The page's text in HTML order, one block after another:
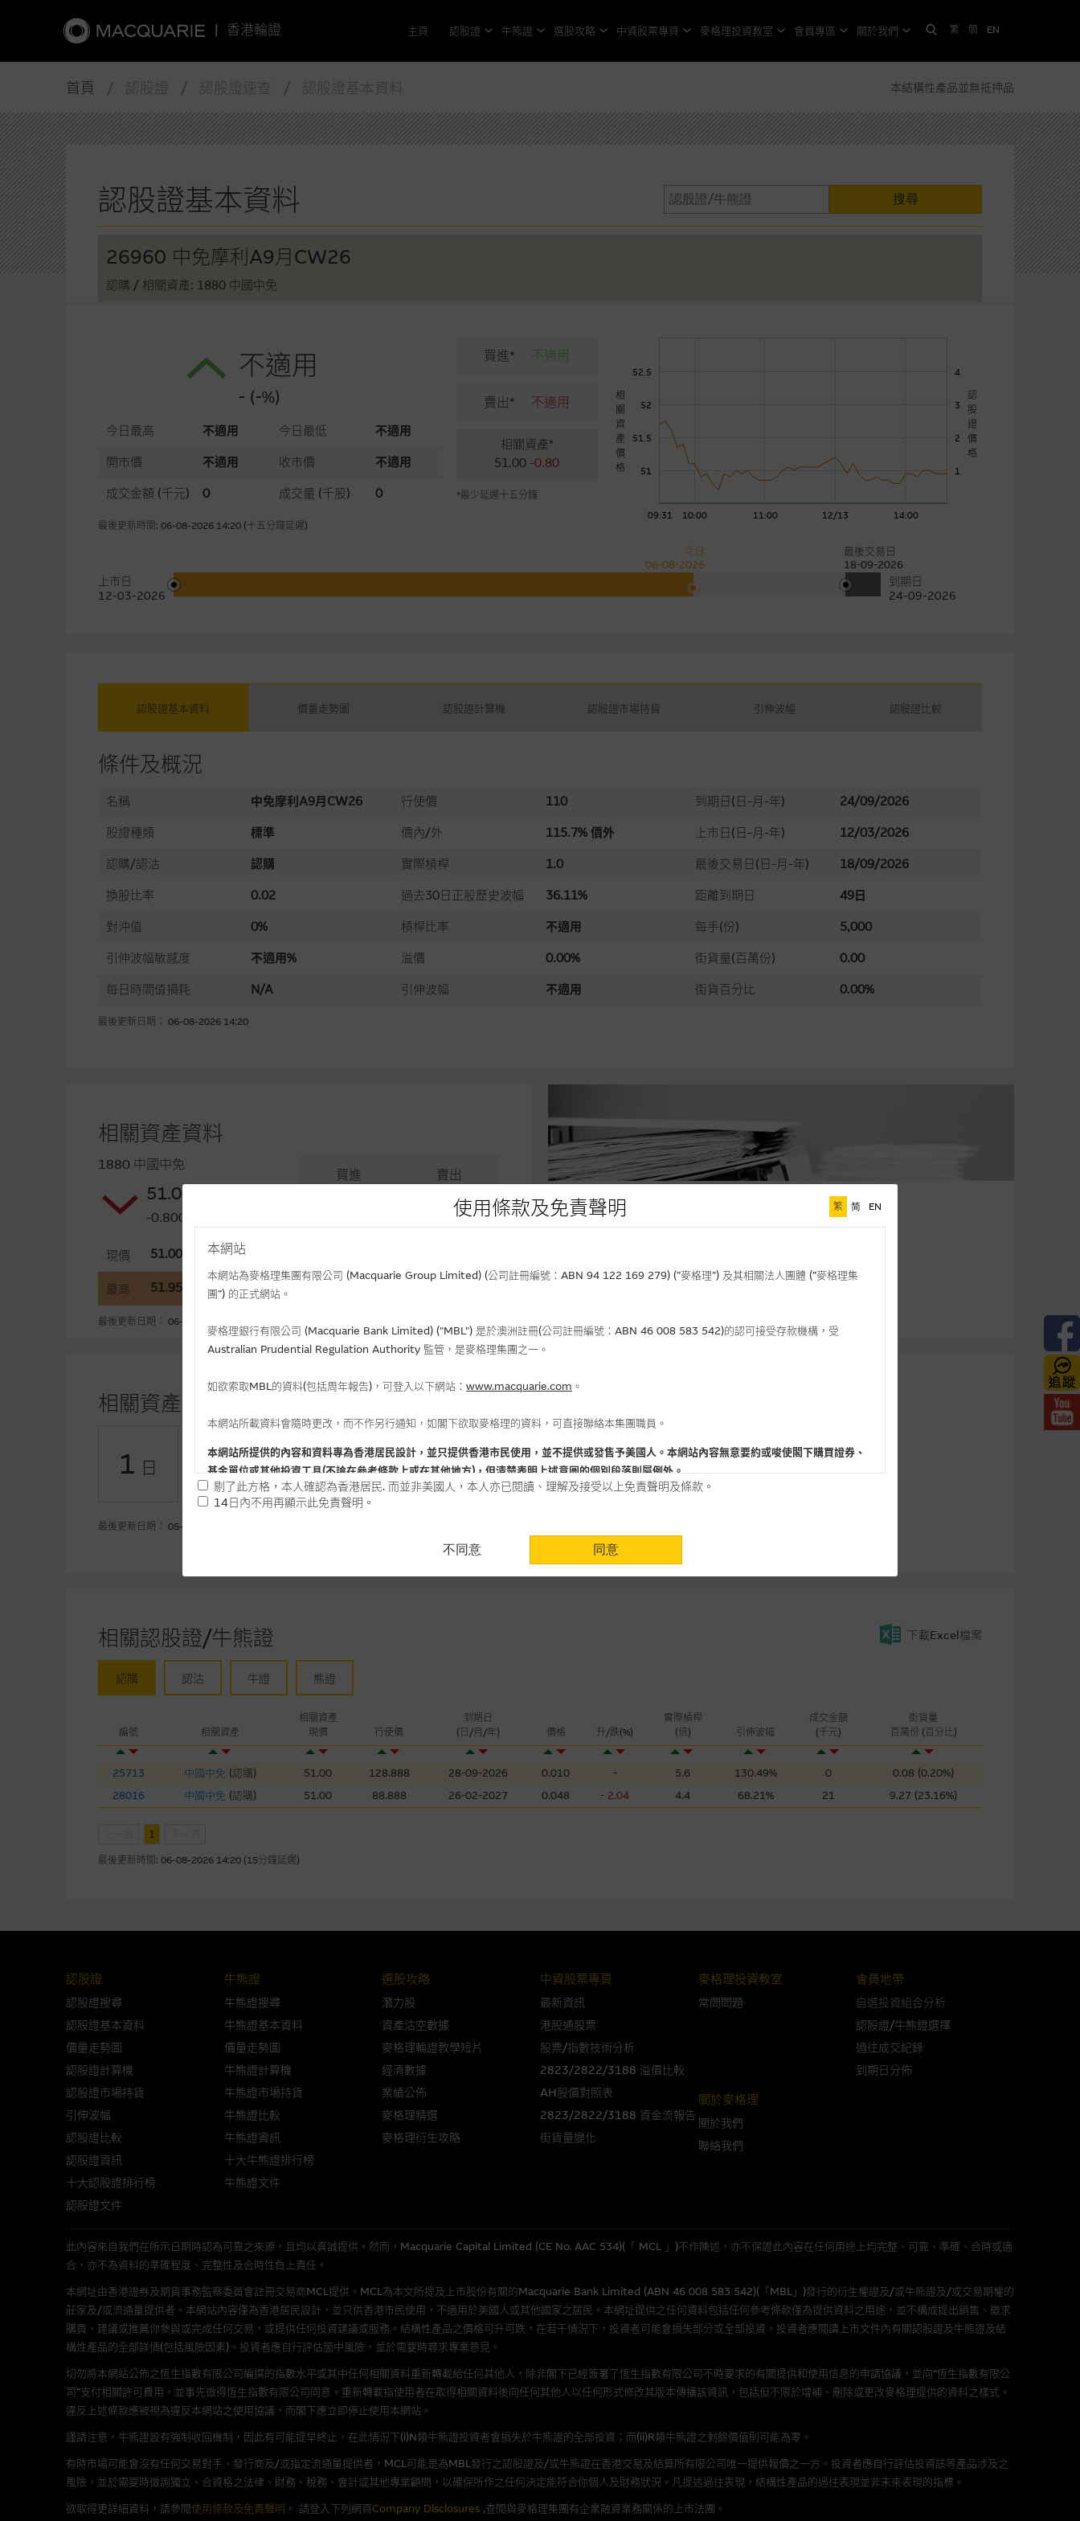
| 香港輪證 主頁 認股證 牛熊證 選股攻略 中資股票專頁 麥格理投資教室 會員專區 關於我們 繁 簡 EN
首頁 / 認股證 / 認股證速查 / 認股證基本資料 本結構性產品並無抵押品
認股證基本資料 搜尋
26960 中免摩利A9月CW26
認購 / 相關資產: 1880 中國中免
不適用
- (-%)
今日最高 不適用 今日最低
不適用
開市價
不適用 收市價
不適用
成交金額 (千元) 0 成交量 (千股) 0
最後更新時間: 06-08-2026 14:20 (十五分鐘延遲)
買進* 不適用
賣出* 不適用
相關資產*
51.00 -0.80
*最少延遲十五分鐘
09:31 10:00 11:00 12/13 14:00
1
2
3
4
51
51.5
52
52.5
認
股
證
價
格
相
關
資
產
價
格
上市日
12-03-2026
今日
06-08-2026
最後交易日
18-09-2026
到期日
24-09-2026
認股證基本資料 價量走勢圖 認股證計算機 認股證市場持貨 引伸波幅 認股證比較
條件及概況
名稱
中免摩利A9月CW26
股證種類
標準
認購/認沽
認購
換股比率
0.02
對沖值
0%
引伸波幅敏感度
不適用%
每日時間值損耗
N/A
行使價
110
價內/外
115.7% 價外
實際槓桿
1.0
過去30日正股歷史波幅
36.11%
槓桿比率
不適用
溢價
0.00%
引伸波幅
不適用
到期日(日-月-年)
24/09/2026
上市日(日-月-年)
12/03/2026
最後交易日(日-月-年)
18/09/2026
距離到期日
49日
每手(份)
5,000
街貨量(百萬份)
0.00
街貨百分比
0.00%
最後更新日期： 06-08-2026 14:20
相關資產資料
1880 中國中免
51.00
-0.800(-1.54%)
買進
賣出
現價 51.00
最高 51.95
最後更新日期： 06-08-2026 14:20(十五分鐘延遲)
相關文件
相關資產認股證資金流 (+)資金流入 (-)資金流出
1 日
認購(百萬)
認沽(百萬) +0.45 5日
認購(百萬)
認沽(百萬) -
最後更新日期： 05-08-2026
相關認股證/牛熊證 下載Excel檔案
認購 認沽 牛證 熊證
編號 相關資產
相關資產
現價
行使價
到期日
(日/月/年)
價格 升/跌(%)
實際槓桿
(倍)
引伸波幅
成交金額
(千元)
街貨量
百萬份 (百分比)
25713 中國中免 (認購) 51.00 128.888 28-09-2026 0.010 - 5.6 130.49% 0
0.08 (0.20%)
28016
中國中免 (認購) 51.00 88.888 26-02-2027 0.048 - 2.04 4.4 68.21% 21 9.27 (23.16%)
1
最後更新時間: 06-08-2026 14:20 (15分鐘延遲)
使用條款及免責聲明 繁 简 EN
本網站
本網站為麥格理集團有限公司 (Macquarie Group Limited) (公司註冊編號：ABN 94 122 169 279) (”麥格理”) 及其相關法人團體 (”麥格理集
團”) 的正式網站。
麥格理銀行有限公司 (Macquarie Bank Limited) ("MBL") 是於澳洲註冊(公司註冊編號：ABN 46 008 583 542)的認可接受存款機構，受
Australian Prudential Regulation Authority 監管，是麥格理集團之一。
如欲索取MBL的資料(包括周年報告)，可登入以下網站： www.macquarie.com 。
本網站所載資料會隨時更改，而不作另行通知，如閣下欲取麥格理的資料，可直接聯絡本集團職員。
本網站所提供的內容和資料專為香港居民設計，並只提供香港市民使用，並不提供或發售予美國人。本網站內容無意要約或唆使閣下購買證券、
基金單位或其他投資工具(不論在參考條款上或在其他地方)，但清楚表明上述意圖的個別段落則屬例外。
網站內容來自我們在所示日期時認為可靠之來源，且均以真誠提供。惟麥格理集團並無核實所有網站內容，故就閣下的目的而言，網站內容可能
未必完整或準確。麥格理集團不會，亦沒有義務更新網站內容，或修正任何其後變為明顯失實之地方。網站內容所載的意見、預測及其他資料可
的，因此並不保證該類報價單、公開資料或分析為準確、完整或合理。我們不作陳述，亦不保證任何所示的指示表現或回報將來會實現。過去業
績並不保證將來表現。網站內容來自我們在所示日期時認為可靠之來源，且均以真誠提供，然而，麥格理集團不作陳述，亦不保證網站內容在任
何用途上均完整、可靠、準確、合時或適合，亦不為資料的準確程度、完整性及合時性負上責任，除非這是有關適用的的法律及/或法規所規定。
網站內容不構成要約及徵求要約，或作為任何合約的根據，以購買或銷售任何證券、貸款或其他工具。網站內容由麥格理集團所準備的資料編製
而成，但不包括麥格理集團職員所知的資料。
產品的過去業績並不保證或預測將來表現。
在法律最大許可的情況下，麥格理集團及其任何相關公司或其董事、高層職員、僱員或代理人不作陳述，亦不保證網站內容，或任何與本網站相
連結的第三者網站，在任何用途方面均可靠、完整、合時及準確，對任何因任何形式(包括疏忽)由於網站內容的錯誤、失實、遺漏、或任何人士對
網站內容的依賴而導致的損失或損毀，亦一概不會承擔責任或債務。
損失全部投資；而(ii)R類牛熊證之剩餘價值則可能為零。
網站連結
站的內容及所介紹的產品或服務，均無任何操控權，因此對此等網站的內容及所介紹服務或產品是否準確或合適，不作任何聲明。麥格理集團建
議閣下自行向本網站述及或連接的第三者查詢。此外，載有第三者網站的連結，不應視為該第三者推介本網站。
本網站雖連接第三者管理的網站，但麥格理集團並非授權網站瀏覽者複製此等網站的任何內容，因該等內容可能屬他人的知識產權。
經由本網站接觸到的軟件應用
在法律容許的所有範圍內，麥格理集團概不承擔經由本網站使用或下載任何軟件(不論是否屬於第三者)而引起的責任。麥格理集團並且對此等軟件
不作任何聲明，也不提供任何保證，特別是在法律容許的所有範圍內，概不負責經由本網站使用或下載任何軟件(不論是否屬於第三者)而出現電腦
病毒或任何其他後果所導致的任何損失(包括但不限於數據遺失、業務運作受干擾及盈利虧損)。
就有關MBL每次發行之認股證及/或牛熊證而言，認股證及/或牛熊證之條款及條件以及發行商的財務與其他資料已載列於基本上市文件及相關之
補充上市文件內。該等文件之英文版及中譯版見於本網站。
版權及商標
麥格理集團為本網站內容的版權持有人或獲准使用者。除非瀏覽內容所需或為法律容許，閣下在獲得麥格理集團的書面同意前，不可複製、改
編、上載、連結、組幀、廣播、發放或以任何其他形式傳遞本網站的內容。
剔了此方格，本人確認為香港居民. 而並非美國人，本人亦已閱讀、理解及接受以上免責聲明及條款。
14日內不用再顯示此免責聲明。
不同意 同意
認股證
認股證搜尋
認股證基本資料
價量走勢圖
認股證計算機
認股證市場持貨
引伸波幅
認股證比較
認股證資訊
十大認股證排行榜
認股證文件
牛熊證
牛熊證搜尋
牛熊證基本資料
價量走勢圖
牛熊證計算機
牛熊證市場持貨
牛熊證比較
牛熊證資訊
十大牛熊證排行榜
牛熊證文件
選股攻略
潛力股
資產沽空數據
麥格理輪證教學短片
經濟數據
業績公佈
麥格理精選
麥格理衍生攻略
中資股票專頁
最新資訊
港股通股票
股票/指數技術分析
2823/2822/3188 溢價比較
AH股價對照表
2823/2822/3188 資金流報告
街貨量變化
麥格理投資教室
常問問題
會員地帶
自選投資組合分析
認股證/牛熊證選擇
過往成交紀錄
到期日分佈
關於麥格理
關於我們
聯絡我們
此內容來自我們在所示日期時認為可靠之來源，且均以真誠提供。然而，Macquarie Capital Limited (CE No. AAC 534)(「 MCL 」)不作陳述，亦不保證此內容在任何用途上均完整、可靠、準確、合時或適
合，亦不為資料的準確程度、完整性及合時性負上責任。
本網址由香港證券及期貨事務監察委員會註冊交易商MCL提供。MCL為本文所提及上市股份有關的Macquarie Bank Limited (ABN 46 008 583 542)(「MBL」)發行的衍生權證及/或牛熊證及/或交易期權的
莊家及/或流通量提供者。本網站內容僅為香港居民設計，並只供香港市民使用，不適用於美國人或其他國家之居民。本網址提供之任何資料包括任何參考條款僅為提供資料之用途，並不構成提出銷售、徵求
購買、建議或推薦你參與或完成任何交易，或提供任何投資建議或服務。結構性產品之價格可升可跌，在若干情況下，投資者可能會損失部分或全部投資。投資者應閱讀上市文件內有關認股證及牛熊證及結
構性產品的全部詳情(包括風險因素)。投資者應自行評估箇中風險，並於需要時尋求專業意見。
切勿將本網站公佈之恆生指數有限公司編撰的指數水平或其中任何相關資料重新轉載給任何其他人，除非閣下已經簽署了恆生指數有限公司不時要求的有關提供和使用信息的申請協議，並向“恆生指數有限公
司”支付相關許可費用，並事先徵得恆生指數有限公司同意。重新轉載指使用者在取得相關資料後向任何其他人以任何形式修改其版本傳播該資訊，包括但不限於增補、刪除或更改麥格理提供的資料之樣式。
違反上述條款應被視為違反本網站之使用協議，而閣下應立即停止使用本網站。
謹請注意，牛熊證設有強制收回機制，因此有可能提早終止，在此情況下(i)N類牛熊證投資者會損失於牛熊證的全部投資；而(ii)R類牛熊證之剩餘價值則可能為零。
有時市場可能會沒有任何交易對手、發行商及/或指定流通量提供者，MCL可能是為MBL發行之認股證及/或牛熊證在香港交易及結算所有限公司唯一提供報價之一方。投資者應自行評估投資該等產品涉及之
風險，並於需要時徵詢獨立、合資格之法律、財務、稅務、會計或其他專業顧問，以確保所作之任何決定能符合你個人及財務狀況。凡提述過往表現，結構性產品的過往表現並非未來表現的指標。
欲取得更詳細資料，請參閱使用條款及免責聲明 。 請登入下列網頁Company Disclosures ,查閱與麥格理集團有企業融資業務關係的上市法團。